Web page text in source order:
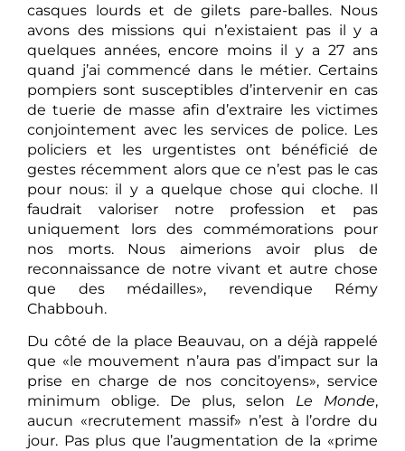
casques lourds et de gilets pare-balles. Nous
avons des missions qui n’existaient pas il y a
quelques années, encore moins il y a 27 ans
quand j’ai commencé dans le métier. Certains
pompiers sont susceptibles d’intervenir en cas
de tuerie de masse afin d’extraire les victimes
conjointement avec les services de police. Les
policiers et les urgentistes ont bénéficié de
gestes récemment alors que ce n’est pas le cas
pour nous: il y a quelque chose qui cloche. Il
faudrait valoriser notre profession et pas
uniquement lors des commémorations pour
nos morts. Nous aimerions avoir plus de
reconnaissance de notre vivant et autre chose
que des médailles», revendique Rémy
Chabbouh.
Du côté de la place Beauvau, on a déjà rappelé
que «le mouvement n’aura pas d’impact sur la
prise en charge de nos concitoyens», service
minimum oblige. De plus, selon Le Monde,
aucun «recrutement massif» n’est à l’ordre du
jour. Pas plus que l’augmentation de la «prime